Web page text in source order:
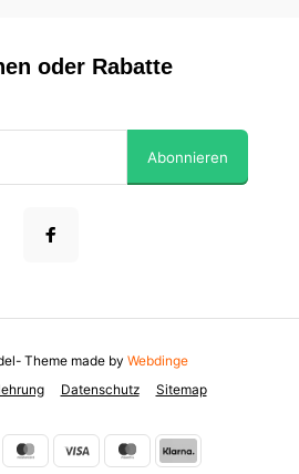
oder Rabatte
Abonnieren
Datenschutz Sitemap
- Theme made by Webdinge